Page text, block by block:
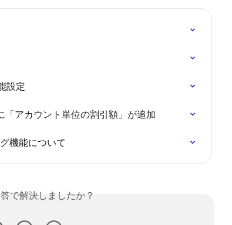
設定
「アカウント単位の割引額」が追加
機能について
で解決しましたか？